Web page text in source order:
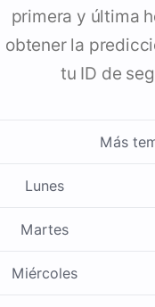
primera y última
obtener la
tu ID de
Más
Lunes
Martes
Miércoles